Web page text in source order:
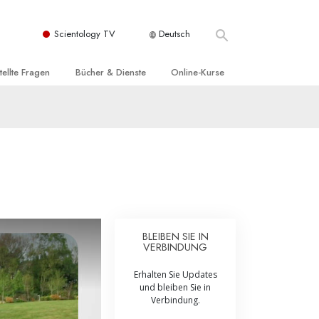
Scientology TV Deutsch
für
Fragen
der Scientology
Bücher & Dienste
Dienste
Online-Kurse
Beistände bei Krankheiten und
Integrität und Ehrlichkeit
Ehe
BLEIBEN SIE IN
VERBINDUNG
Erhalten Sie Updates
und bleiben Sie in
Verbindung.